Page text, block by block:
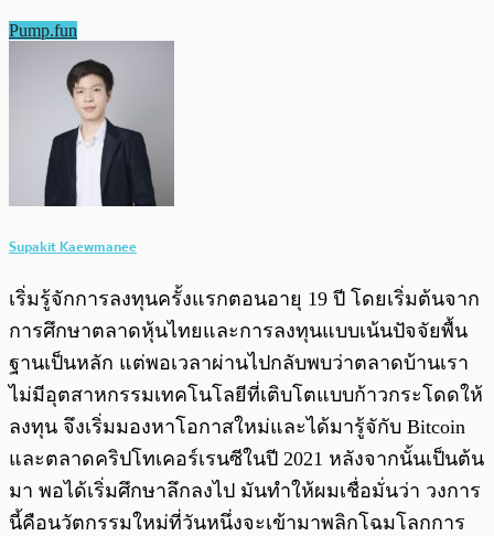
Pump.fun
Supakit Kaewmanee
เริ่มรู้จักการลงทุนครั้งแรกตอนอายุ 19 ปี โดยเริ่มต้นจาก
การศึกษาตลาดหุ้นไทยและการลงทุนแบบเน้นปัจจัยพื้น
ฐานเป็นหลัก แต่พอเวลาผ่านไปกลับพบว่าตลาดบ้านเรา
ไม่มีอุตสาหกรรมเทคโนโลยีที่เติบโตแบบก้าวกระโดดให้
ลงทุน จึงเริ่มมองหาโอกาสใหม่และได้มารู้จักับ Bitcoin
และตลาดคริปโทเคอร์เรนซีในปี 2021 หลังจากนั้นเป็นต้น
มา พอได้เริ่มศึกษาลึกลงไป มันทำให้ผมเชื่อมั่นว่า วงการ
นี้คือนวัตกรรมใหม่ที่วันหนึ่งจะเข้ามาพลิกโฉมโลกการ